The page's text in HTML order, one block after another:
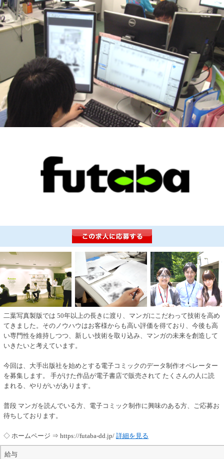
二葉写真製版では 50年以上の長きに渡り、マンガにこだわって技術を高め
てきました。そのノウハウはお客様からも高い評価を得ており、今後も高
い専門性を維持しつつ、新しい技術を取り込み、マンガの未来を創造して
いきたいと考えています。
今回は、大手出版社を始めとする電子コミックのデータ制作オペレーター
を募集します。 手がけた作品が電子書店で販売されて たくさんの人に読
まれる、やりがいがあります。
普段 マンガを読んでいる方、電子コミック制作に興味のある方、ご応募お
待ちしております。
◇ ホームページ ⇒ https://futaba-dd.jp/ 詳細を見る
給与